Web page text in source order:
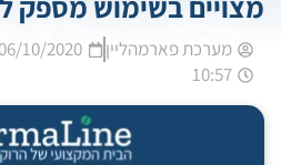
מערכת פארמהליין
06/10/2020
10:57